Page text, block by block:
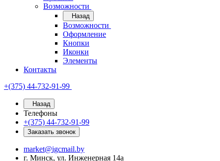
Возможности
Назад
Возможности
Оформление
Кнопки
Иконки
Элементы
Контакты
+(375) 44-732-91-99
Назад
Телефоны
+(375) 44-732-91-99
Заказать звонок
market@igcmail.by
г. Минск, ул. Инженерная 14а